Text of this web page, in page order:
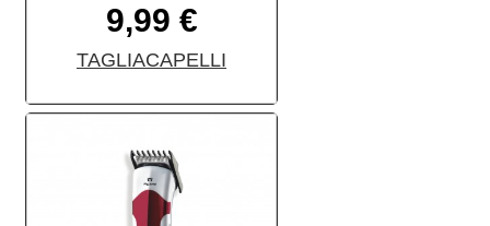
9,99 €
TAGLIACAPELLI